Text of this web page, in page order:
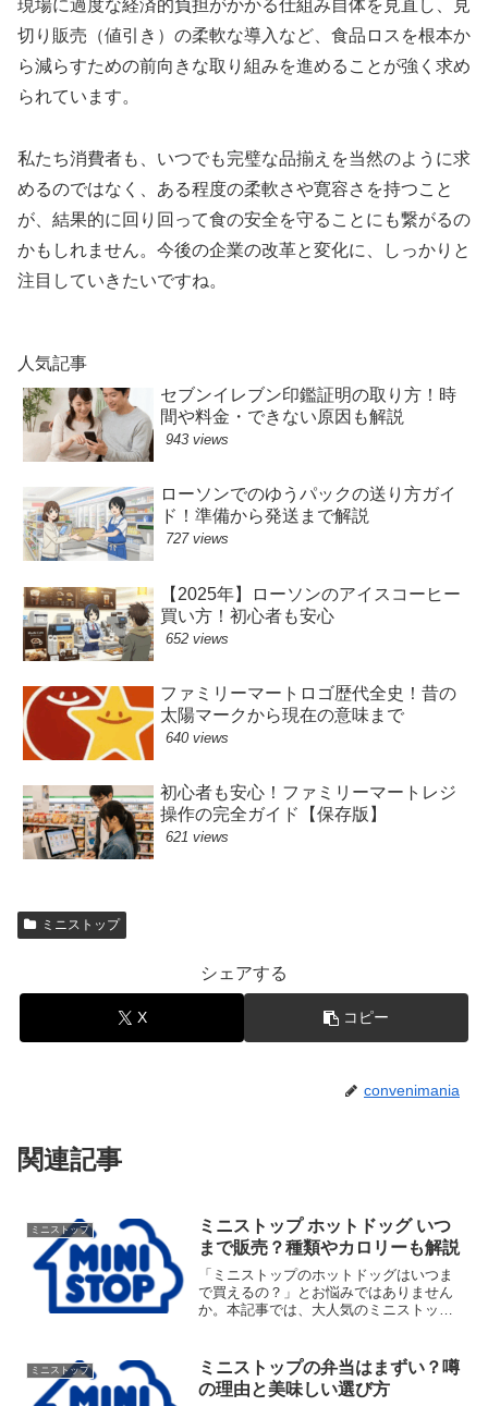
現場に過度な経済的負担がかかる仕組み自体を見直し、見
切り販売（値引き）の柔軟な導入など、食品ロスを根本か
ら減らすための前向きな取り組みを進めることが強く求め
られています。
私たち消費者も、いつでも完璧な品揃えを当然のように求
めるのではなく、ある程度の柔軟さや寛容さを持つこと
が、結果的に回り回って食の安全を守ることにも繋がるの
かもしれません。今後の企業の改革と変化に、しっかりと
注目していきたいですね。
人気記事
セブンイレブン印鑑証明の取り方！時
間や料金・できない原因も解説
943 views
ローソンでのゆうパックの送り方ガイ
ド！準備から発送まで解説
727 views
【2025年】ローソンのアイスコーヒー
買い方！初心者も安心
652 views
ファミリーマートロゴ歴代全史！昔の
太陽マークから現在の意味まで
640 views
初心者も安心！ファミリーマートレジ
操作の完全ガイド【保存版】
621 views
ミニストップ
シェアする
X コピー
convenimania
関連記事
ミニストップ
ミニストップ ホットドッグ いつ
まで販売？種類やカロリーも解説
「ミニストップのホットドッグはいつま
で買えるの？」とお悩みではありません
か。本記事では、大人気のミニストップ
カロリーにお得な割引情報まで徹底解説
します。出来立ての美味しさを存分に楽
しむための必読ガイドです。
ミニストップ
ミニストップの弁当はまずい？噂
の理由と美味しい選び方